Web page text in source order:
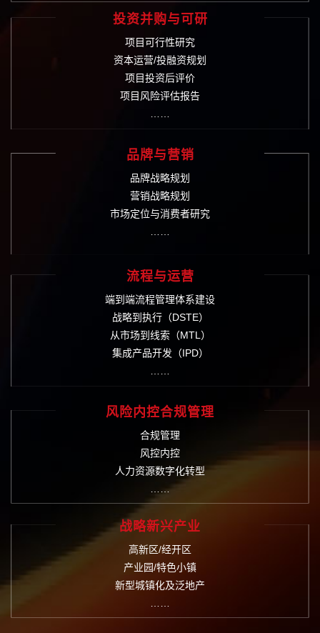
投资并购与可研
项目可行性研究
资本运营/投融资规划
项目投资后评价
项目风险评估报告
品牌与营销
品牌战略规划
营销战略规划
市场定位与消费者研究
流程与运营
端到端流程管理体系建设
战略到执行（DSTE）
从市场到线索（MTL）
集成产品开发（IPD）
风险内控合规管理
合规管理
风控内控
人力资源数字化转型
……
战略新兴产业
高新区/经开区
产业园/特色小镇
新型城镇化及泛地产